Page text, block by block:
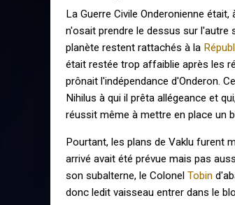
La Guerre Civile Onderonienne
n'osait prendre le dessus sur
planète restent rattachés à la
était restée trop affaiblie après les
prônait l'indépendance d'Onderon.
Nihilus à qui il prêta allégeance et
réussit même à mettre en place un
Pourtant, les plans de Vaklu furent
arrivé avait été prévue mais pas
son subalterne, le ColonelTobin
donc ledit vaisseau entrer dans le